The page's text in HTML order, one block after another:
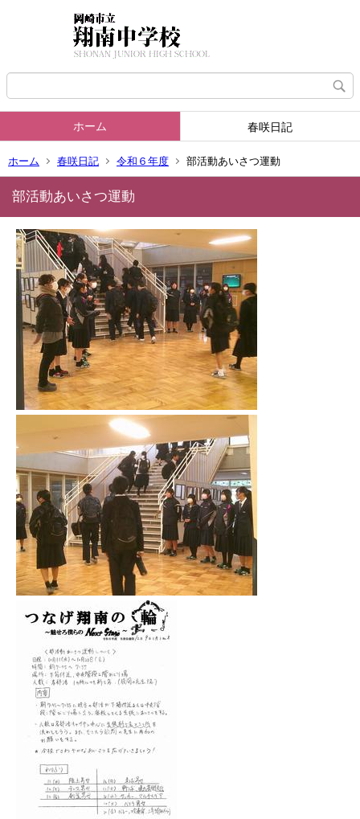
ホーム 春咲日記
ホーム 春咲日記 令和６年度 部活動あいさつ運動
部活動あいさつ運動